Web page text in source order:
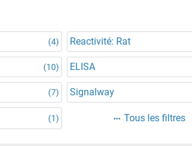
(4) Reactivité: Rat
(10) ELISA
(7) Signalway
(1) Tous les filtres